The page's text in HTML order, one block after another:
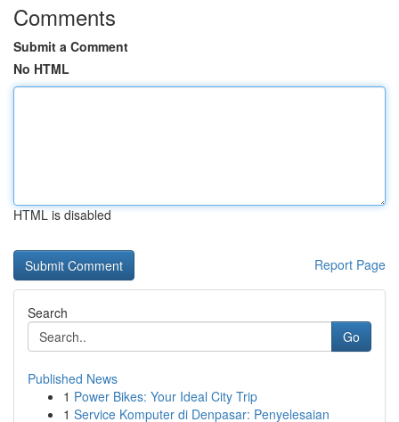
Comments
Submit a Comment
No HTML
HTML is disabled
Report Page
Search
Go
Published News
1 Power Bikes: Your Ideal City Trip
1 Service Komputer di Denpasar: Penyelesaian